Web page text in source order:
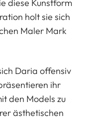
diese Kunstform
holt sie sich
Maler Mark
Daria offensiv
ihr
den Models zu
ästhetischen